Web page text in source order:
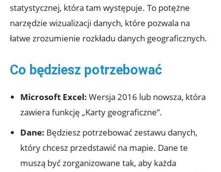
statystycznej, która tam występuje. To potężne
narzędzie wizualizacji danych, które pozwala na
łatwe zrozumienie rozkładu danych geograficznych.
Co będziesz potrzebować
Microsoft Excel: Wersja 2016 lub nowsza, która
zawiera funkcję „Karty geograficzne”.
Dane: Będziesz potrzebować zestawu danych,
który chcesz przedstawić na mapie. Dane te
muszą być zorganizowane tak, aby każda